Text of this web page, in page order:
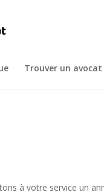
Trouver un avocat
à votre service un